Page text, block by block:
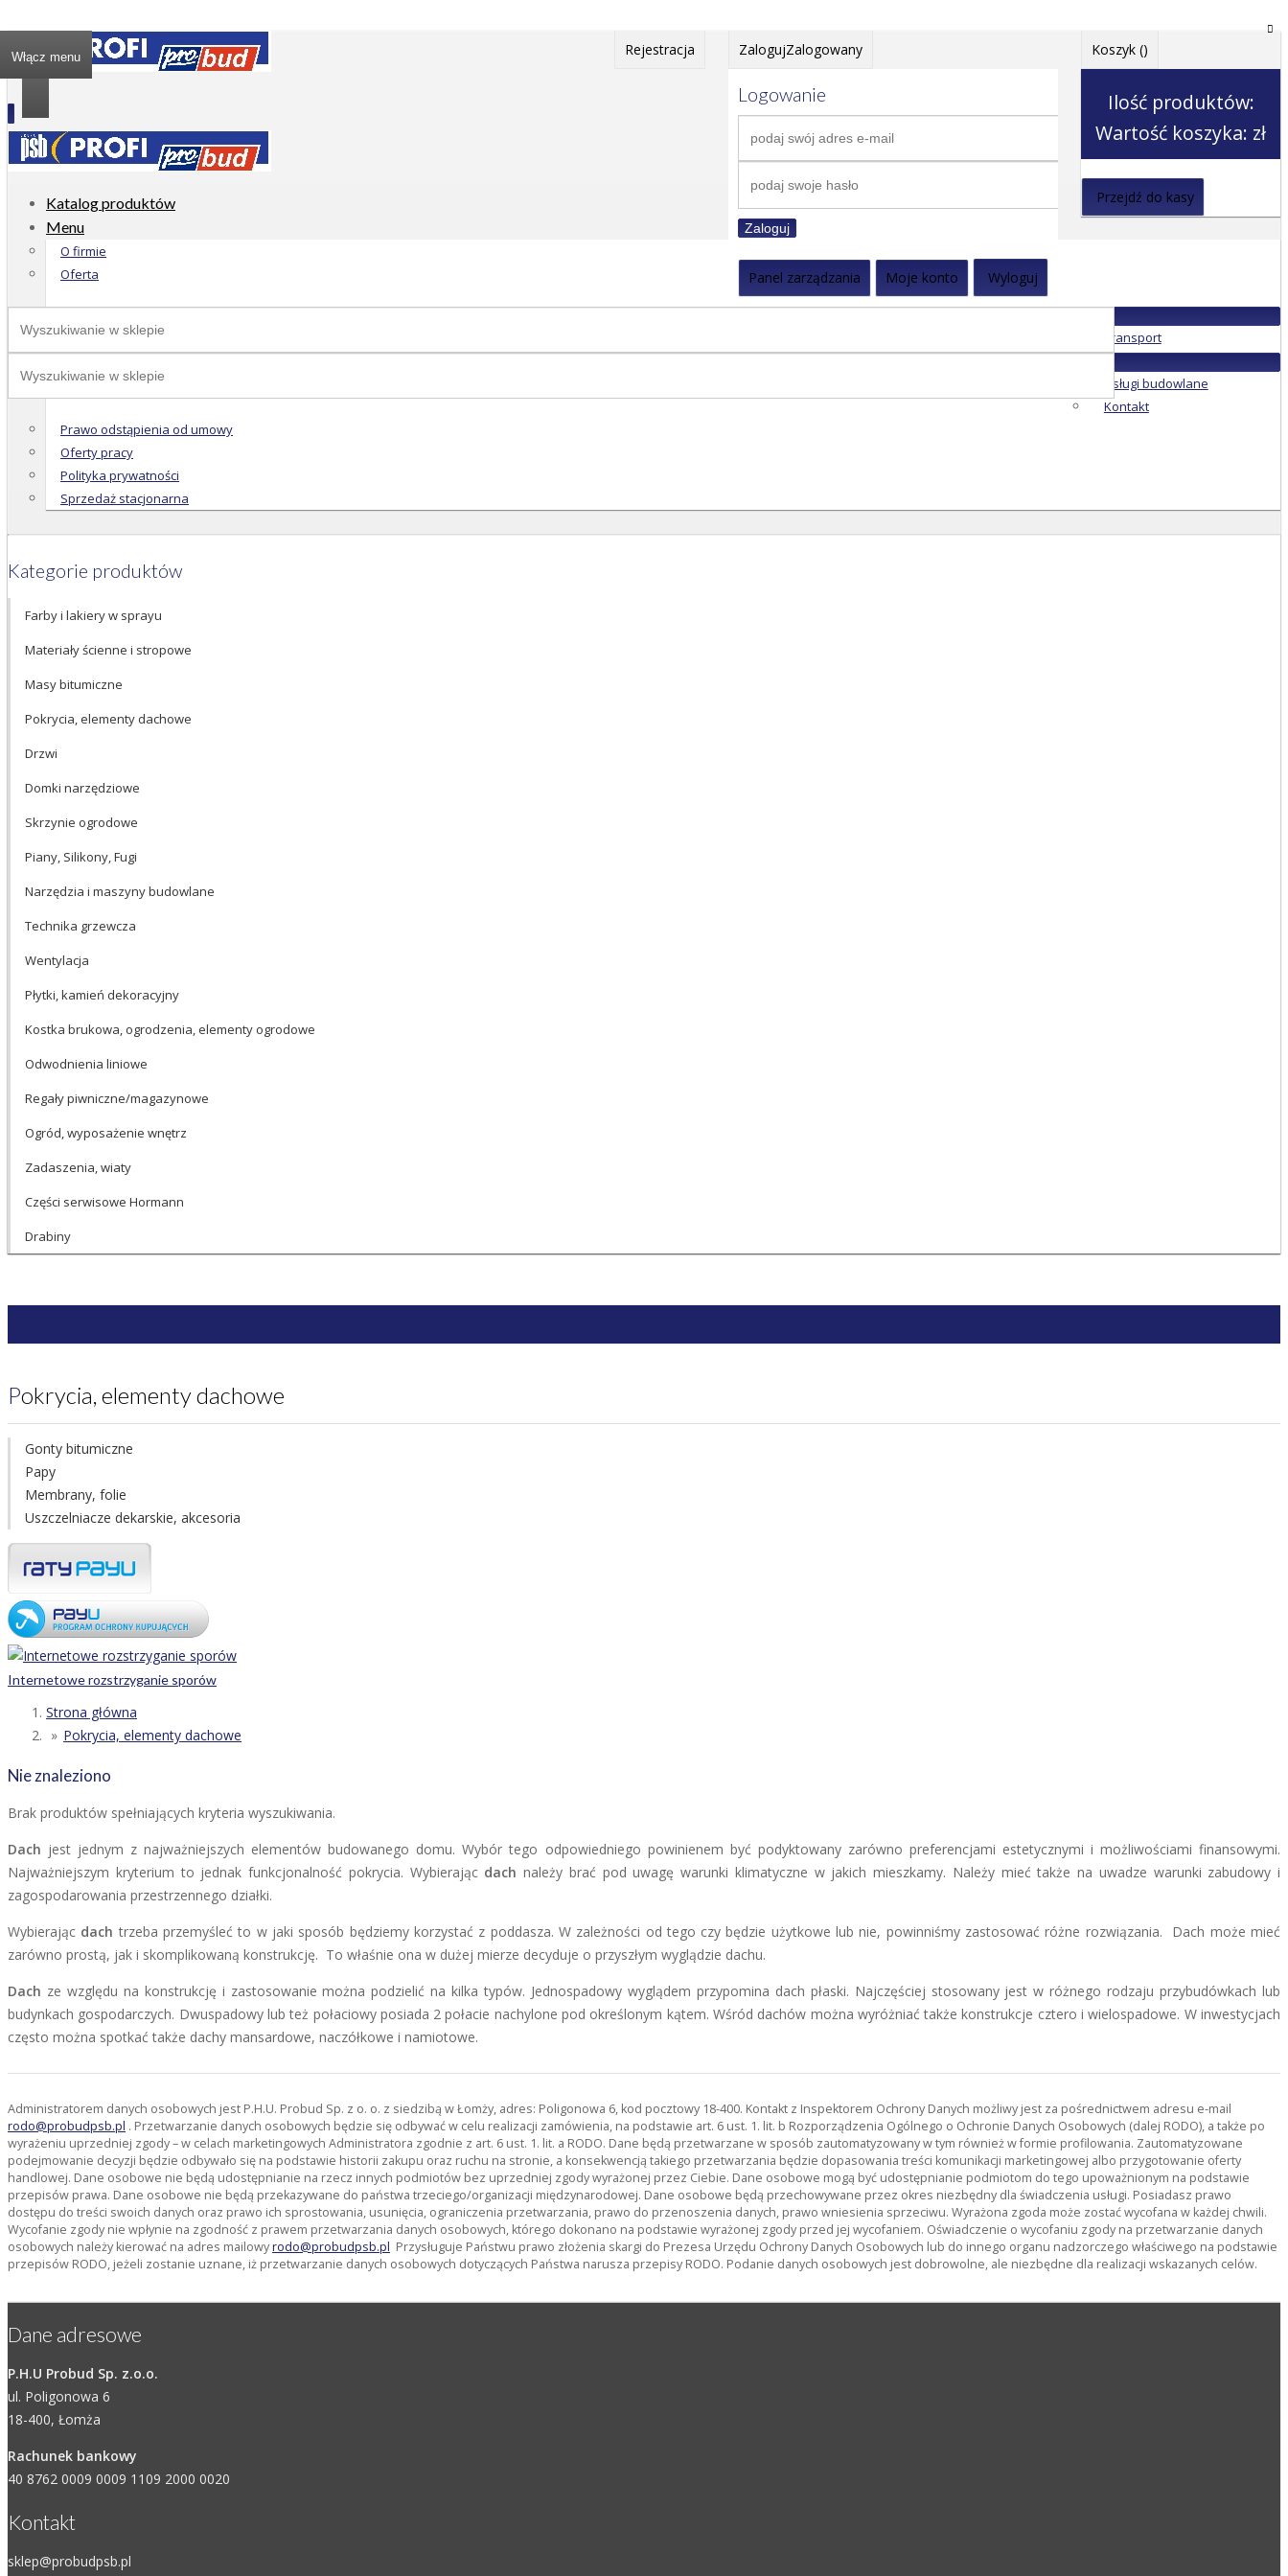
Rejestracja ZalogujZalogowany
Logowanie
Zaloguj
Panel zarządzania Moje konto Wyloguj
Koszyk ()
Ilość produktów:
Wartość koszyka: zł
Przejdź do kasy
Włącz menu
Katalog produktów
Menu
O firmie
Oferta
Transport
Usługi budowlane
Kontakt
Prawo odstąpienia od umowy
Oferty pracy
Polityka prywatności
Sprzedaż stacjonarna
Kategorie produktów
Farby i lakiery w sprayu
Materiały ścienne i stropowe
Masy bitumiczne
Pokrycia, elementy dachowe
Drzwi
Domki narzędziowe
Skrzynie ogrodowe
Piany, Silikony, Fugi
Narzędzia i maszyny budowlane
Technika grzewcza
Wentylacja
Płytki, kamień dekoracyjny
Kostka brukowa, ogrodzenia, elementy ogrodowe
Odwodnienia liniowe
Regały piwniczne/magazynowe
Ogród, wyposażenie wnętrz
Zadaszenia, wiaty
Części serwisowe Hormann
Drabiny
Pokrycia, elementy dachowe
Gonty bitumiczne
Papy
Membrany, folie
Uszczelniacze dekarskie, akcesoria
Internetowe rozstrzyganie sporów
Strona główna
Pokrycia, elementy dachowe
Nie znaleziono
Brak produktów spełniających kryteria wyszukiwania.
Dach jest jednym z najważniejszych elementów budowanego domu. Wybór tego odpowiedniego powinienem być podyktowany zarówno preferencjami estetycznymi i możliwościami finansowymi.
Najważniejszym kryterium to jednak funkcjonalność pokrycia. Wybierając dach należy brać pod uwagę warunki klimatyczne w jakich mieszkamy. Należy mieć także na uwadze warunki zabudowy i
zagospodarowania przestrzennego działki.
Wybierając dachtrzeba przemyśleć to w jaki sposób będziemy korzystać z poddasza. W zależności od tego czy będzie użytkowe lub nie, powinniśmy zastosować różne rozwiązania. Dach może mieć
zarówno prostą, jak i skomplikowaną konstrukcję. To właśnie ona w dużej mierze decyduje o przyszłym wyglądzie dachu.
Dach ze względu na konstrukcję i zastosowanie można podzielić na kilka typów. Jednospadowy wyglądem przypomina dach płaski. Najczęściej stosowany jest w różnego rodzaju przybudówkach lub
budynkach gospodarczych. Dwuspadowy lub też połaciowy posiada 2 połacie nachylone pod określonym kątem. Wśród dachów można wyróżniać także konstrukcje cztero i wielospadowe. W inwestycjach
często można spotkać także dachy mansardowe, naczółkowe i namiotowe.
Administratorem danych osobowych jest P.H.U. Probud Sp. z o. o. z siedzibą w Łomży, adres: Poligonowa 6, kod pocztowy 18-400. Kontakt z Inspektorem Ochrony Danych możliwy jest za pośrednictwem adresu e-mail
rodo@probudpsb.pl . Przetwarzanie danych osobowych będzie się odbywać w celu realizacji zamówienia, na podstawie art. 6 ust. 1. lit. b Rozporządzenia Ogólnego o Ochronie Danych Osobowych (dalej RODO), a także po
wyrażeniu uprzedniej zgody – w celach marketingowych Administratora zgodnie z art. 6 ust. 1. lit. a RODO. Dane będą przetwarzane w sposób zautomatyzowany w tym również w formie profilowania. Zautomatyzowane
podejmowanie decyzji będzie odbywało się na podstawie historii zakupu oraz ruchu na stronie, a konsekwencją takiego przetwarzania będzie dopasowania treści komunikacji marketingowej albo przygotowanie oferty
handlowej. Dane osobowe nie będą udostępnianie na rzecz innych podmiotów bez uprzedniej zgody wyrażonej przez Ciebie. Dane osobowe mogą być udostępnianie podmiotom do tego upoważnionym na podstawie
przepisów prawa. Dane osobowe nie będą przekazywane do państwa trzeciego/organizacji międzynarodowej. Dane osobowe będą przechowywane przez okres niezbędny dla świadczenia usługi. Posiadasz prawo
dostępu do treści swoich danych oraz prawo ich sprostowania, usunięcia, ograniczenia przetwarzania, prawo do przenoszenia danych, prawo wniesienia sprzeciwu. Wyrażona zgoda może zostać wycofana w każdej chwili.
Wycofanie zgody nie wpłynie na zgodność z prawem przetwarzania danych osobowych, którego dokonano na podstawie wyrażonej zgody przed jej wycofaniem. Oświadczenie o wycofaniu zgody na przetwarzanie danych
osobowych należy kierować na adres mailowyrodo@probudpsb.pl Przysługuje Państwu prawo złożenia skargi do Prezesa Urzędu Ochrony Danych Osobowych lub do innego organu nadzorczego właściwego na podstawie
przepisów RODO, jeżeli zostanie uznane, iż przetwarzanie danych osobowych dotyczących Państwa narusza przepisy RODO. Podanie danych osobowych jest dobrowolne, ale niezbędne dla realizacji wskazanych celów.
Dane adresowe
P.H.U Probud Sp. z.o.o.
ul. Poligonowa 6
18-400, Łomża
Rachunek bankowy
40 8762 0009 0009 1109 2000 0020
Kontakt
sklep@probudpsb.pl